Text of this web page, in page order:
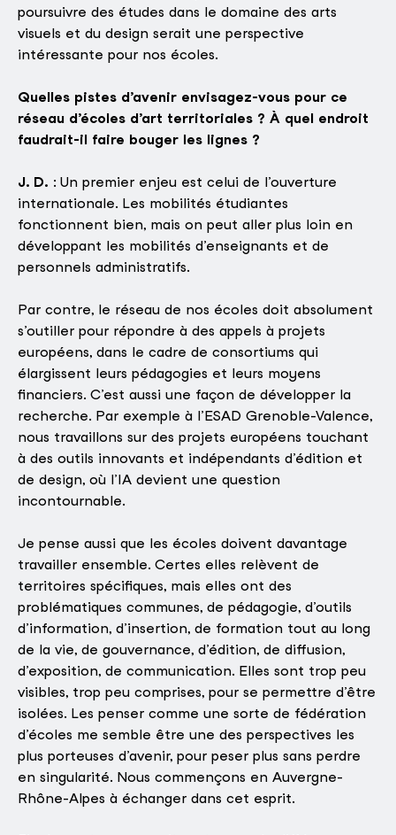
poursuivre des études dans le domaine des arts
visuels et du design serait une perspective
intéressante pour nos écoles.
Quelles pistes d’avenir envisagez-vous pour ce
réseau d’écoles d’art territoriales ? À quel endroit
faudrait-il faire bouger les lignes ?
J. D. : Un premier enjeu est celui de l’ouverture
internationale. Les mobilités étudiantes
fonctionnent bien, mais on peut aller plus loin en
développant les mobilités d’enseignants et de
personnels administratifs.
Par contre, le réseau de nos écoles doit absolument
s’outiller pour répondre à des appels à projets
européens, dans le cadre de consortiums qui
élargissent leurs pédagogies et leurs moyens
financiers. C’est aussi une façon de développer la
recherche. Par exemple à l’ESAD Grenoble-Valence,
nous travaillons sur des projets européens touchant
à des outils innovants et indépendants d’édition et
de design, où l’IA devient une question
incontournable.
Je pense aussi que les écoles doivent davantage
travailler ensemble. Certes elles relèvent de
territoires spécifiques, mais elles ont des
problématiques communes, de pédagogie, d’outils
d’information, d’insertion, de formation tout au long
de la vie, de gouvernance, d’édition, de diffusion,
d’exposition, de communication. Elles sont trop peu
visibles, trop peu comprises, pour se permettre d’être
isolées. Les penser comme une sorte de fédération
d’écoles me semble être une des perspectives les
plus porteuses d’avenir, pour peser plus sans perdre
en singularité. Nous commençons en Auvergne-
Rhône-Alpes à échanger dans cet esprit.